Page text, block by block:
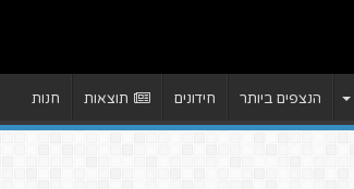
הנצפים ביותר חידונים תוצאות חנות